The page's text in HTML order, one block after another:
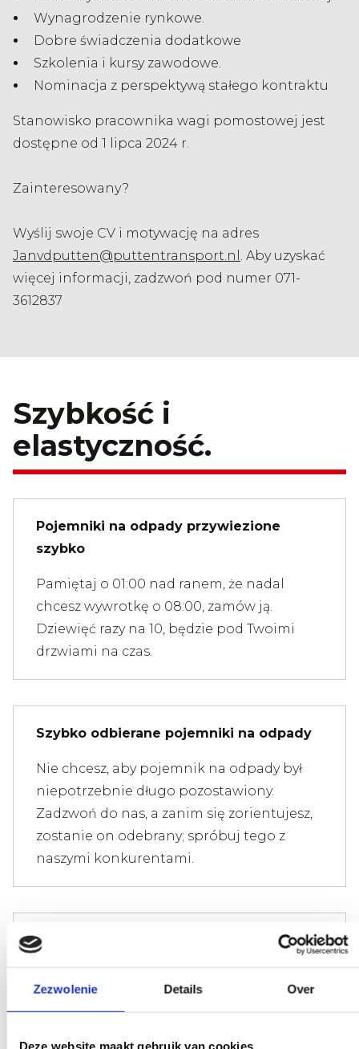
Zezwolenie Details Over
Deze website maakt gebruik van cookies
Wynagrodzenie rynkowe.
Dobre świadczenia dodatkowe
Szkolenia i kursy zawodowe.
Nominacja z perspektywą stałego kontraktu
Stanowisko pracownika wagi pomostowej jest
dostępne od 1 lipca 2024 r.
Zainteresowany?
Wyślij swoje CV i motywację na adres
Janvdputten@puttentransport.nl . Aby uzyskać
więcej informacji, zadzwoń pod numer 071-
3612837
Szybkość i
elastyczność.
Pojemniki na odpady przywiezione
szybko
Pamiętaj o 01:00 nad ranem, że nadal
chcesz wywrotkę o 08:00, zamów ją.
Dziewięć razy na 10, będzie pod Twoimi
drzwiami na czas.
Szybko odbierane pojemniki na odpady
Nie chcesz, aby pojemnik na odpady był
niepotrzebnie długo pozostawiony.
Zadzwoń do nas, a zanim się zorientujesz,
zostanie on odebrany; spróbuj tego z
naszymi konkurentami.
Nie utrudniamy życia
razu otrzymujesz rachunek. Nie daj się